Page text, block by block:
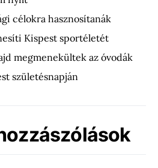
célokra hasznosítanák
Kispest sportéletét
megmenekültek az óvodák
születésnapján